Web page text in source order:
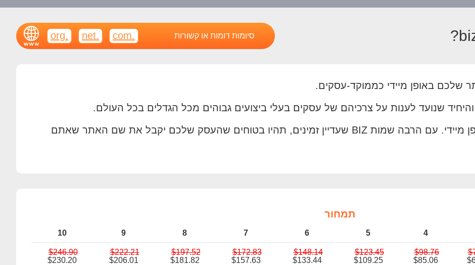
סיומות דומות או קשורות .com
.net
.org
תוכרו כעסק בתוצאות החיפוש באופן מיידי. עם הרבה שמות BIZ שעדיין זמינים, תהיו בטוחים שהעסק שלכם יקבל את שם האתר שאתם
תמחור
4
5
6
7
8
9
10
$98.76
$85.06
$123.45
$109.25
$148.14
$133.44
$172.83
$157.63
$197.52
$181.82
$222.21
$206.01
$246.90
$230.20